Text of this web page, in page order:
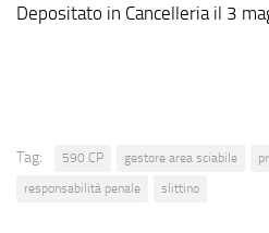
Depositato in Cancelleria il 3
Tag: 590 CP gestore area sciabile
responsabilità penale
slittino